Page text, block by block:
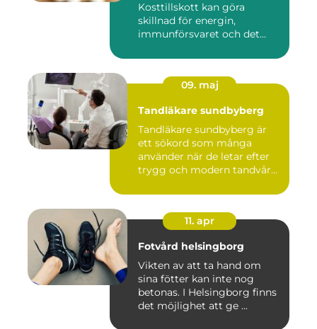
Kosttillskott kan göra
skillnad för energin,
immunförsvaret och det
09. maj
Tandläkare sundbyberg
Tandläkare sundbyberg är
ett sökord som många
använder när de letar efter
trygg och modern tandvård
11. apr
Fotvård helsingborg
Vikten av att ta hand om
sina fötter kan inte nog
betonas. I Helsingborg finns
det möjlighet att ge ...